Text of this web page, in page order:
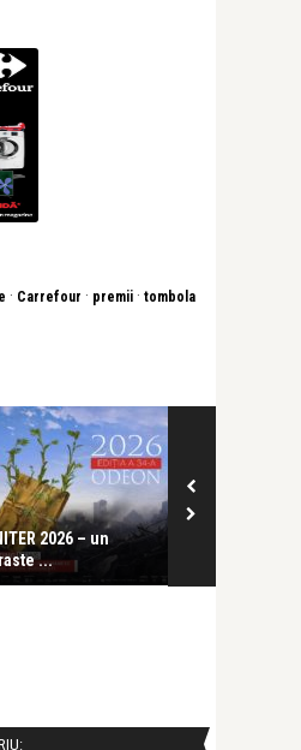
· Carrefour · premii · tombola
2026 – un
...